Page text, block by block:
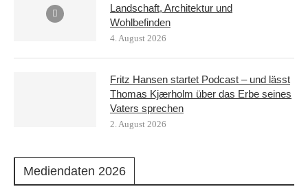
Landschaft, Architektur und
Wohlbefinden
4. August 2026
Fritz Hansen startet Podcast – und lässt
Thomas Kjærholm über das Erbe seines
Vaters sprechen
2. August 2026
Mediendaten 2026